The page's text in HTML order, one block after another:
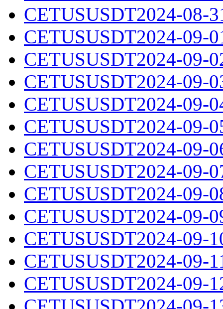
CETUSUSDT2024-08-
CETUSUSDT2024-09-
CETUSUSDT2024-09-
CETUSUSDT2024-09-
CETUSUSDT2024-09-
CETUSUSDT2024-09-
CETUSUSDT2024-09-
CETUSUSDT2024-09-
CETUSUSDT2024-09-
CETUSUSDT2024-09-
CETUSUSDT2024-09-
CETUSUSDT2024-09-
CETUSUSDT2024-09-